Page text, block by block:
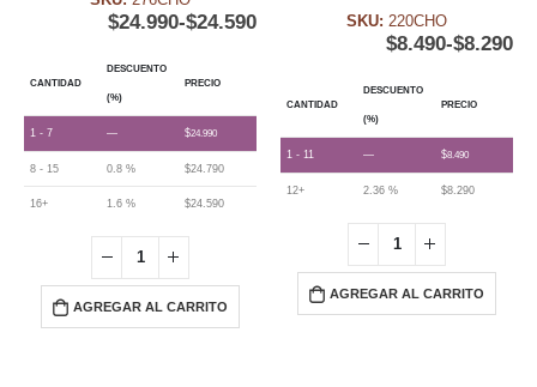
$24.590
-
$24.990
CANTIDAD
DESCUENTO
(%)
PRECIO
1 - 7 — $24.990
8 - 15 0.8 % $24.790
16+ 1.6 % $24.590
AGREGAR AL CARRITO
SKU: 220CHO
$8.290
-
$8.490
CANTIDAD
DESCUENTO
(%)
PRECIO
1 - 11 — $8.490
12+ 2.36 % $8.290
AGREGAR AL CARRITO